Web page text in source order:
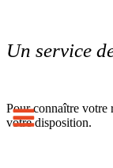
Un service
Pour connaître votre
votre disposition.